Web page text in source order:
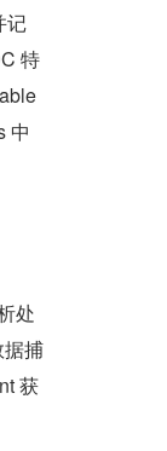
记
特
中
处
捕
获